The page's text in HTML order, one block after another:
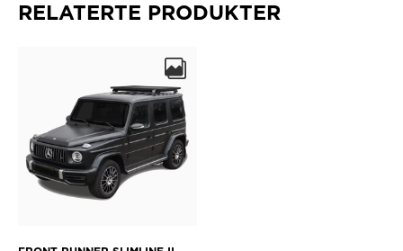
RELATERTE PRODUKTER